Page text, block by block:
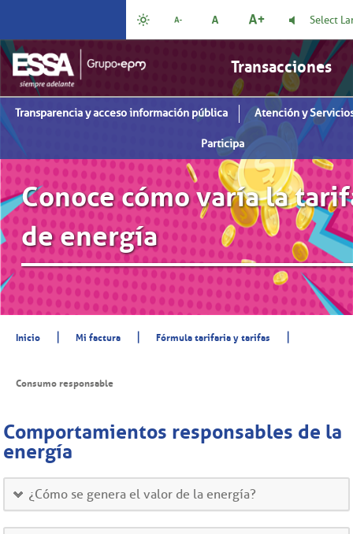
Select
Transacciones
Transparencia y acceso información pública Atención y
Participa
Conoce cómo varía la
de energía
Inicio | Mi factura | Fórmula tarifaria y tarifas |
Consumo responsable
Comportamientos responsables de la
energía
¿Cómo se genera el valor de la energía?